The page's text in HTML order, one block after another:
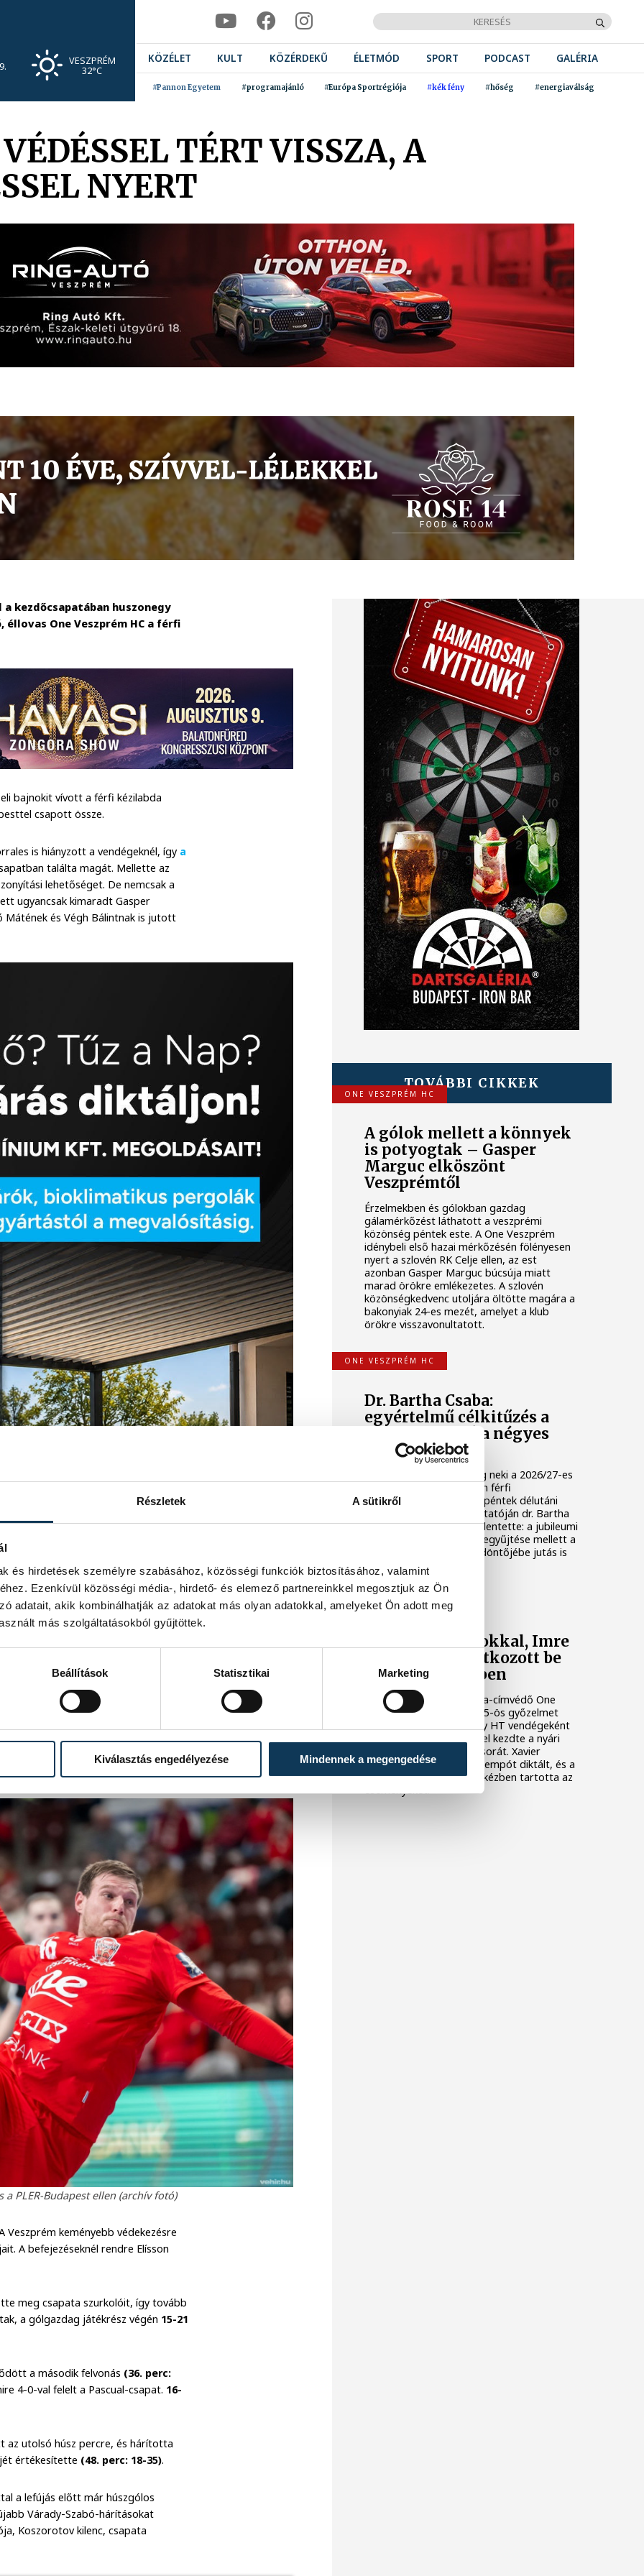
Részletek A sütikről
és hirdetések személyre szabásához, közösségi funkciók biztosításához, valamint
Ezenkívül közösségi média-, hirdető- és elemező partnereinkkel megosztjuk az Ön
adatait, akik kombinálhatják az adatokat más olyan adatokkal, amelyeket Ön adott meg
más szolgáltatásokból gyűjtöttek.
Beállítások Statisztikai Marketing
Kiválasztás engedélyezése Mindennek a megengedése
VESZPRÉM
32°C
KÖZÉLET KULT KÖZÉRDEKŰ ÉLETMÓD SPORT PODCAST GALÉRIA
#Pannon Egyetem #programajánló #Európa Sportrégiója #kék fény #hőség #energiaválság
TÉRT VISSZA, A
NYERT
kezdőcsapatában huszonegy
One Veszprém HC a férfi
bajnokit vívott a férfi kézilabda
csapott össze.
is hiányzott a vendégeknél, így a
találta magát. Mellette az
lehetőséget. De nemcsak a
ugyancsak kimaradt Gasper
Mátének és Végh Bálintnak is jutott
csapata 4-1-es rohammal
gólra
leszakítani magát (19. perc: 10-
PLER-Budapest ellen (archív fotó)
Veszprém keményebb védekezésre
A befejezéseknél rendre Elísson
meg csapata szurkolóit, így tovább
a gólgazdag játékrész végén 15-21
a második felvonás (36. perc:
4-0-val felelt a Pascual-csapat. 16-
az utolsó húsz percre, és hárította
értékesítette (48. perc: 18-35).
a lefújás előtt már húszgólos
Várady-Szabó-hárításokat
Koszorotov kilenc, csapata
TOVÁBBI CIKKEK
ONE VESZPRÉM HC
A gólok mellett a könnyek
is potyogtak – Gasper
Marguc elköszönt
Veszprémtől
Érzelmekben és gólokban gazdag
gálamérkőzést láthatott a veszprémi
közönség péntek este. A One Veszprém
idénybeli első hazai mérkőzésén fölényesen
nyert a szlovén RK Celje ellen, az est
azonban Gasper Marguc búcsúja miatt
marad örökre emlékezetes. A szlovén
közönségkedvenc utoljára öltötte magára a
bakonyiak 24-es mezét, amelyet a klub
örökre visszavonultatott.
ONE VESZPRÉM HC
Dr. Bartha Csaba:
egyértelmű célkitűzés a
Bajnokok Ligája négyes
döntője
Huszonkét játékossal vág neki a 2026/27-es
idénynek a One Veszprém férfi
kézilabdacsapata. A klub péntek délutáni
szezonnyitó sajtótájékoztatóján dr. Bartha
Csaba vezérigazgató kijelentette: a jubileumi
idényben a hazai címek begyűjtése mellett a
Bajnokok Ligája négyes döntőjébe jutás is
egyértelmű célkitűzés.
ONE VESZPRÉM HC
Nielsen bravúrokkal, Imre
két góllal mutatkozott be
Veszprém-mezben
A bajnoki és Magyar Kupa-címvédő One
Veszprém fölényes, 44–25-ös győzelmet
aratott az ETO University HT vendégeként
csütörtökön, ezzel sikerrel kezdte a nyári
felkészülési mérkőzések sorát. Xavier
Pascual együttese nagy tempót diktált, és a
találkozó nagy részében kézben tartotta az
eseményeket.